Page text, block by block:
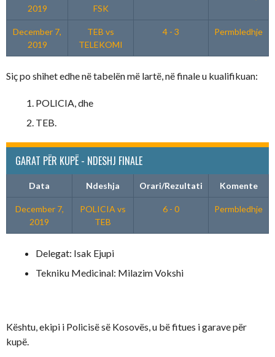
2019
FSK
December 7,
2019
TEB vs
TELEKOMI
4 - 3 Permbledhje
Siç po shihet edhe në tabelën më lartë, në finale u kualifikuan:
POLICIA, dhe
TEB.
GARAT PËR KUPË - NDESHJ FINALE
Data Ndeshja Orari/Rezultati Komente
December 7,
2019
POLICIA vs
TEB
6 - 0 Permbledhje
Delegat: Isak Ejupi
Tekniku Medicinal: Milazim Vokshi
Kështu, ekipi i Policisë së Kosovës, u bë fitues i garave për
kupë.